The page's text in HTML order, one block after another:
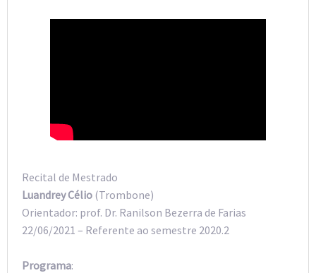
Recital de Mestrado
Luandrey Célio (Trombone)
Orientador: prof. Dr. Ranilson Bezerra de Farias
22/06/2021 – Referente ao semestre 2020.2
Programa: